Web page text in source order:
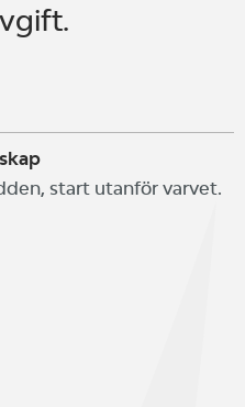
start utanför varvet.